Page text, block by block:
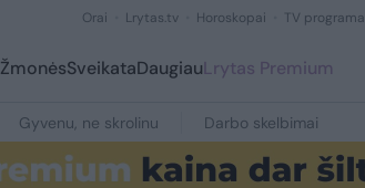
Orai Lrytas.tv Horoskopai TV programa
ŽmonėsSveikataDaugiauLrytas Premium
Gyvenu, ne skrolinu Darbo skelbimai